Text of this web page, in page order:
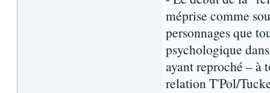
méprise comme
personnages que
psychologique
ayant reproché – à
relation T'Pol/